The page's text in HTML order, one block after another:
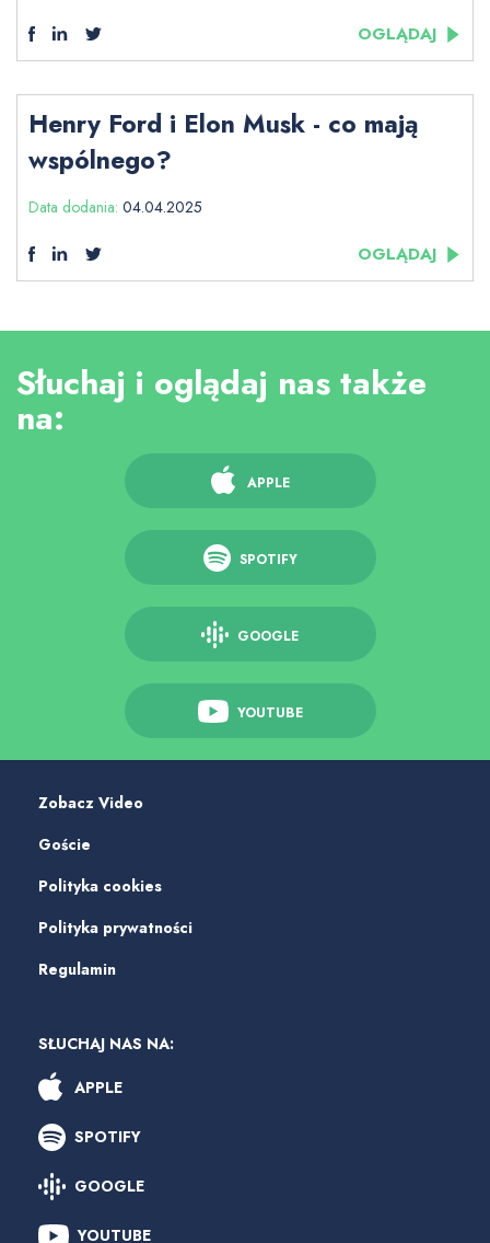
OGLĄDAJ
Henry Ford i Elon Musk - co mają
wspólnego?
Data dodania: 04.04.2025
OGLĄDAJ
Słuchaj i oglądaj nas także
na:
APPLE
SPOTIFY
GOOGLE
YOUTUBE
Zobacz Video
Goście
Polityka cookies
Polityka prywatności
Regulamin
SŁUCHAJ NAS NA:
APPLE
SPOTIFY
GOOGLE
YOUTUBE